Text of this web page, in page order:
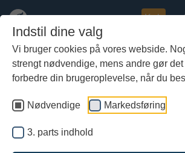
Indstil dine valg
Vi bruger cookies på vores webside.
strengt nødvendige, mens andre gør
forbedre din brugeroplevelse, når du
Nødvendige Markedsføring
3. parts indhold
indhold
Køb